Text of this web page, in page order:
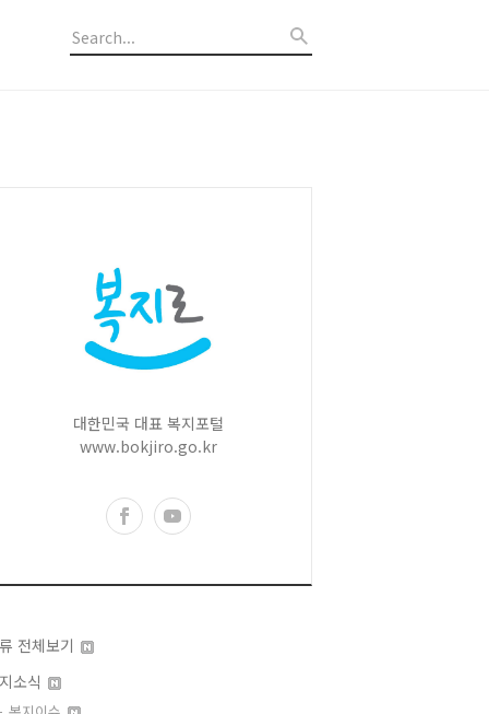
대한민국 대표 복지포털
www.bokjiro.go.kr
전체보기
소식